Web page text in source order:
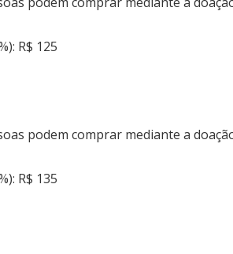
R$ 125
podem comprar mediante a
R$ 135